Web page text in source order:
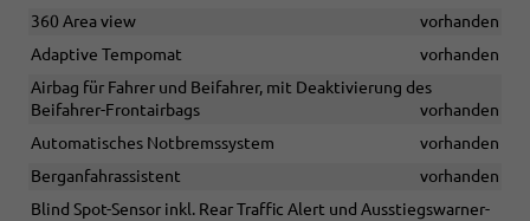
360 Area view
vorhanden
Adaptive Tempomat
vorhanden
Airbag für Fahrer und Beifahrer, mit Deaktivierung des
Beifahrer-Frontairbags
vorhanden
Automatisches Notbremssystem
vorhanden
Berganfahrassistent
vorhanden
Blind Spot-Sensor inkl. Rear Traffic Alert und Ausstiegswarner-